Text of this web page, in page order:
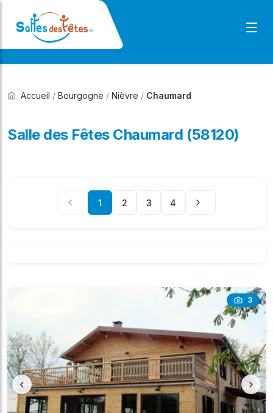
Accueil / Bourgogne / Nièvre / Chaumard
Salle des Fêtes Chaumard (58120)
1 2 3 4
3
‹ ›